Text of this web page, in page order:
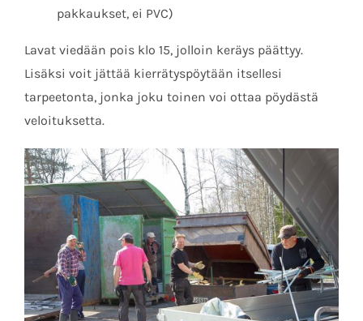
pakkaukset, ei PVC)
Lavat viedään pois klo 15, jolloin keräys päättyy.
Lisäksi voit jättää kierrätyspöytään itsellesi
tarpeetonta, jonka joku toinen voi ottaa pöydästä
veloituksetta.